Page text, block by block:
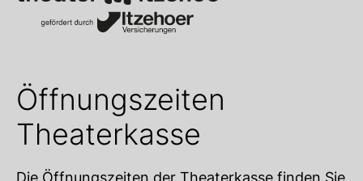
Öffnungszeiten
Theaterkasse